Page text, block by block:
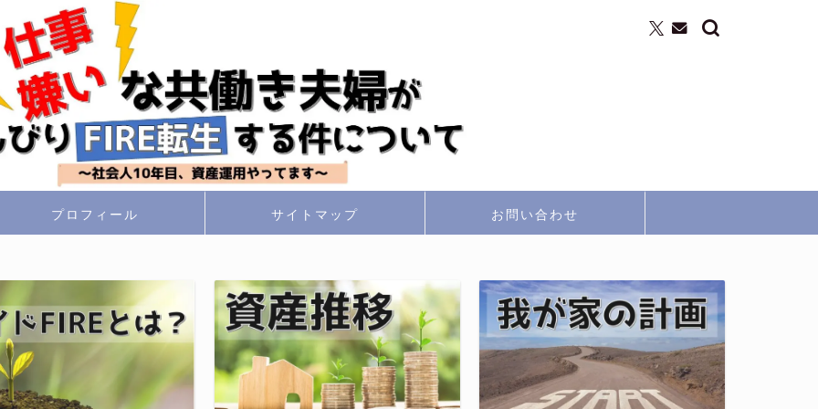
プロフィール サイトマップ お問い合わせ